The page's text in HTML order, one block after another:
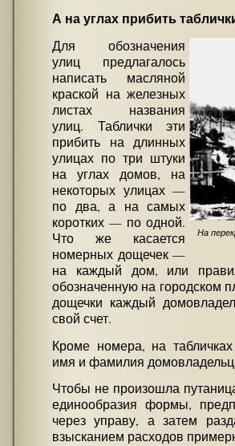
А на углах прибить
На
Для обозначения
улиц предлагалось
написать масляной
краской на железных
листах названия
улиц. Таблички эти
прибить на длинных
улицах по три штуки
на углах домов, на
некоторых улицах —
по два, а на самых
коротких — по одной.
Что же касается
номерных дощечек —
на каждый дом, или
обозначенную на городском
дощечки каждый
свой счет.
Кроме номера, на
имя и фамилия
Чтобы не произошла
единообразия формы,
через управу, а затем
взысканием расходов